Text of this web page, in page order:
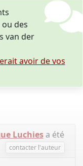
des
van der
avoir de vos
Luchiesa été
contacter l'auteur